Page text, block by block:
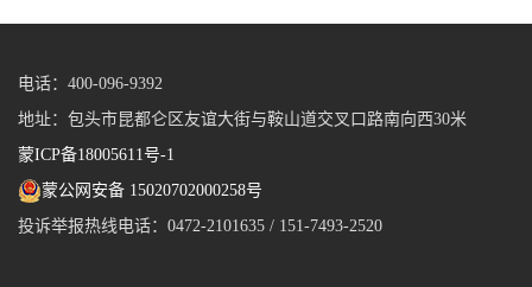
电话：400-096-9392
地址：包头市昆都仑区友谊大街与鞍山道交叉口路南向西30米
蒙ICP备18005611号-1
蒙公网安备 15020702000258号
投诉举报热线电话：0472-2101635 / 151-7493-2520